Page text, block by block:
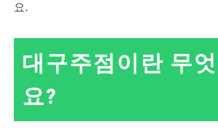
요.
대구주점이란 무
요?